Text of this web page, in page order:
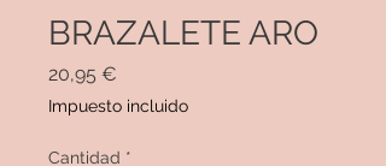
BRAZALETE ARO
20,95 €
Impuesto incluido
Cantidad *